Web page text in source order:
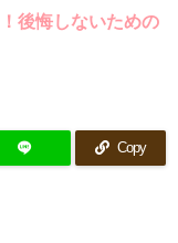
後悔しないための
Copy